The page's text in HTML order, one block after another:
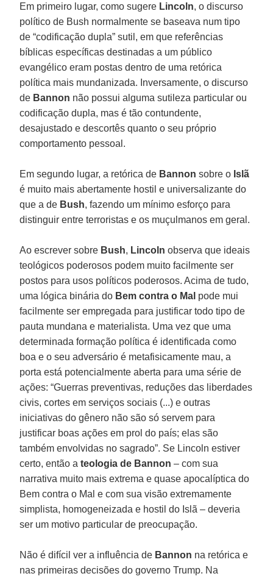
Em primeiro lugar, como sugere Lincoln, o discurso
político de Bush normalmente se baseava num tipo
de “codificação dupla” sutil, em que referências
bíblicas específicas destinadas a um público
evangélico eram postas dentro de uma retórica
política mais mundanizada. Inversamente, o discurso
de Bannon não possui alguma sutileza particular ou
codificação dupla, mas é tão contundente,
desajustado e descortês quanto o seu próprio
comportamento pessoal.
Em segundo lugar, a retórica de Bannon sobre o Islã
é muito mais abertamente hostil e universalizante do
que a de Bush, fazendo um mínimo esforço para
distinguir entre terroristas e os muçulmanos em geral.
Ao escrever sobre Bush, Lincoln observa que ideais
teológicos poderosos podem muito facilmente ser
postos para usos políticos poderosos. Acima de tudo,
uma lógica binária do Bem contra o Mal pode mui
facilmente ser empregada para justificar todo tipo de
pauta mundana e materialista. Uma vez que uma
determinada formação política é identificada como
boa e o seu adversário é metafisicamente mau, a
porta está potencialmente aberta para uma série de
ações: “Guerras preventivas, reduções das liberdades
civis, cortes em serviços sociais (...) e outras
iniciativas do gênero não são só servem para
justificar boas ações em prol do país; elas são
também envolvidas no sagrado”. Se Lincoln estiver
certo, então a teologia de Bannon – com sua
narrativa muito mais extrema e quase apocalíptica do
Bem contra o Mal e com sua visão extremamente
simplista, homogeneizada e hostil do Islã – deveria
ser um motivo particular de preocupação.
Não é difícil ver a influência de Bannon na retórica e
nas primeiras decisões do governo Trump. Na